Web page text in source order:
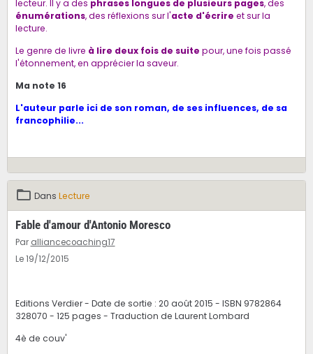
lecteur. Il y a des phrases longues de plusieurs pages, des
énumérations, des réflexions sur l'acte d'écrire et sur la
lecture.
Le genre de livre à lire deux fois de suite pour, une fois passé
l'étonnement, en apprécier la saveur.
Ma note 16
L'auteur parle icide son roman, de ses influences, de sa
francophilie...
Dans Lecture
Fable d'amour d'Antonio Moresco
Par alliancecoaching17
Le 19/12/2015
Editions Verdier - Date de sortie : 20 août 2015 - ISBN 9782864
328070 - 125 pages - Traduction de Laurent Lombard
4è de couv'